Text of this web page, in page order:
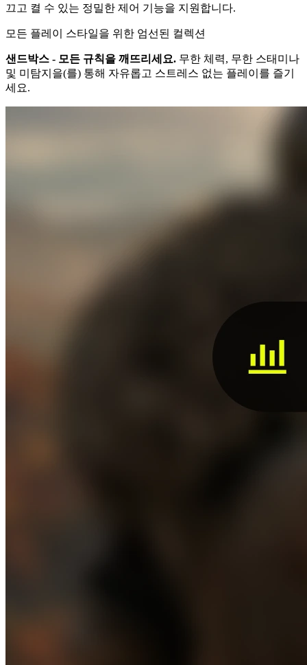
끄고 켤 수 있는 정밀한 제어 기능을 지원합니다.
모든 플레이 스타일을 위한 엄선된 컬렉션
샌드박스 - 모든 규칙을 깨뜨리세요. 무한 체력, 무한 스태미나
및 미탐지을(를) 통해 자유롭고 스트레스 없는 플레이를 즐기
세요.